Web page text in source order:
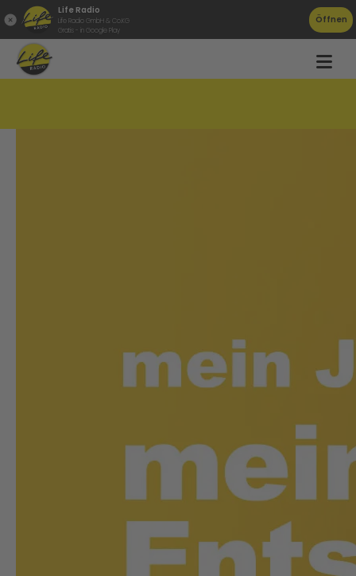
Life Radio
Life Radio GmbH & Co.KG
Gratis - in Google Play
Öffnen